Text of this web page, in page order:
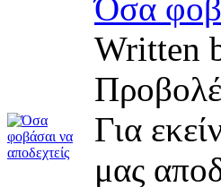
Όσα
Written
Για
μας